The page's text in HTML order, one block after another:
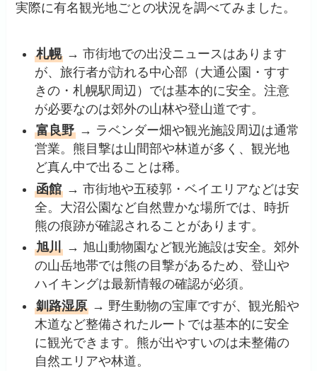
実際に有名観光地ごとの状況を調べてみました。
札幌 → 市街地での出没ニュースはあります
が、旅行者が訪れる中心部（大通公園・すす
きの・札幌駅周辺）では基本的に安全。注意
が必要なのは郊外の山林や登山道です。
富良野 → ラベンダー畑や観光施設周辺は通常
営業。熊目撃は山間部や林道が多く、観光地
ど真ん中で出ることは稀。
函館 → 市街地や五稜郭・ベイエリアなどは安
全。大沼公園など自然豊かな場所では、時折
熊の痕跡が確認されることがあります。
旭川 → 旭山動物園など観光施設は安全。郊外
の山岳地帯では熊の目撃があるため、登山や
ハイキングは最新情報の確認が必須。
釧路湿原 → 野生動物の宝庫ですが、観光船や
木道など整備されたルートでは基本的に安全
に観光できます。熊が出やすいのは未整備の
自然エリアや林道。